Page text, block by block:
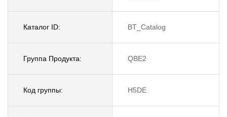
Каталог ID: BT_Catalog
Группа Продукта: QBE2
Код группы: H5DE